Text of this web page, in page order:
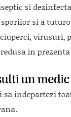
si
si a
virusuri,
in
un medic
sa indepartezi